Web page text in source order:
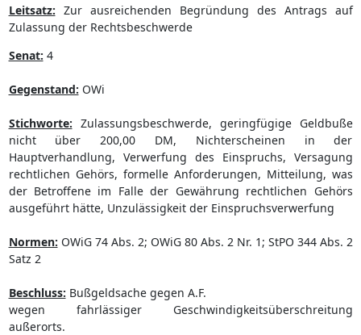
Leitsatz: Zur ausreichenden Begründung des Antrags auf
Zulassung der Rechtsbeschwerde
Senat: 4
Gegenstand: OWi
Stichworte: Zulassungsbeschwerde, geringfügige Geldbuße
nicht über 200,00 DM, Nichterscheinen in der
Hauptverhandlung, Verwerfung des Einspruchs, Versagung
rechtlichen Gehörs, formelle Anforderungen, Mitteilung, was
der Betroffene im Falle der Gewährung rechtlichen Gehörs
ausgeführt hätte, Unzulässigkeit der Einspruchsverwerfung
Normen: OWiG 74 Abs. 2; OWiG 80 Abs. 2 Nr. 1; StPO 344 Abs. 2
Satz 2
Beschluss: Bußgeldsache gegen A.F.
wegen fahrlässiger Geschwindigkeitsüberschreitung
außerorts.